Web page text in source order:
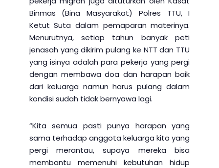
Binmas (Bina Masyarakat) Polres TTU, I
Ketut Suta dalam pemaparan materinya.
Menurutnya, setiap tahun banyak peti
jenasah yang dikirim pulang ke NTT dan TTU
yang isinya adalah para pekerja yang pergi
dengan membawa doa dan harapan baik
dari keluarga namun harus pulang dalam
kondisi sudah tidak bernyawa lagi.
“Kita semua pasti punya harapan yang
sama terhadap anggota keluarga kita yang
pergi merantau, supaya mereka bisa
membantu memenuhi kebutuhan hidup